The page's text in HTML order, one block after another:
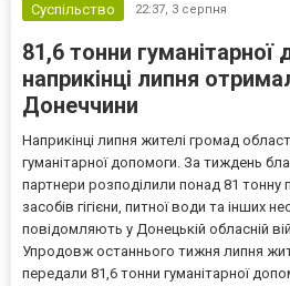
Суспільство 22:37, 3 серпня
81,6 тонни гуманітарної
наприкінці липня
Донеччини
Наприкінці липня жителі громад
гуманітарної допомоги. За тиждень
партнери розподілили понад 81 тонну
засобів гігієни, питної води та інших
повідомляють у Донецькій обласній
Упродовж останнього тижня липня
передали 81,6 тонни гуманітарної